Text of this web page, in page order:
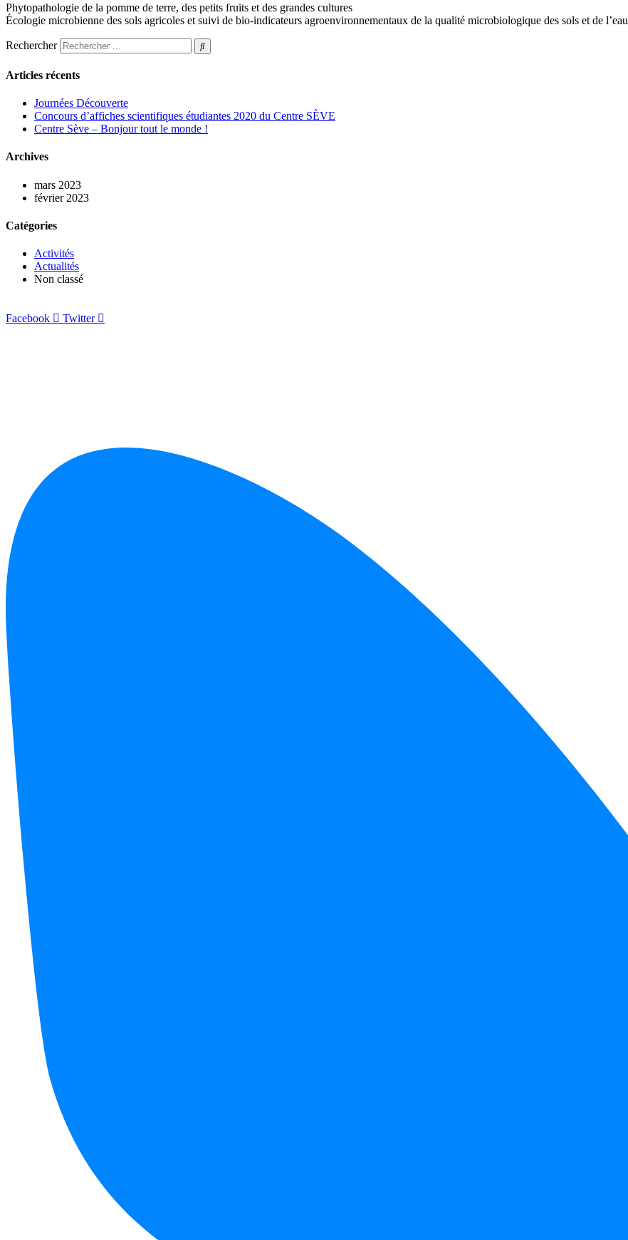
Phytopathologie de la pomme de terre, des petits fruits et des grandes cultures
Écologie microbienne des sols agricoles et suivi de bio-indicateurs agroenvironnementaux de la qualité microbiologique des sols et de l’eau
Rechercher
Articles récents
Journées Découverte
Concours d’affiches scientifiques étudiantes 2020 du Centre SÈVE
Centre Sève – Bonjour tout le monde !
Archives
mars 2023
février 2023
Catégories
Activités
Actualités
Non classé
Facebook Twitter